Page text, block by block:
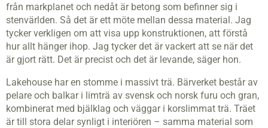
från markplanet och nedåt är betong som befinner sig i
stenvärlden. Så det är ett möte mellan dessa material. Jag
tycker verkligen om att visa upp konstruktionen, att förstå
hur allt hänger ihop. Jag tycker det är vackert att se när det
är gjort rätt. Det är precist och det är levande, säger hon.
Lakehouse har en stomme i massivt trä. Bärverket består av
pelare och balkar i limträ av svensk och norsk furu och gran,
kombinerat med bjälklag och väggar i korslimmat trä. Träet
är till stora delar synligt i interiören – samma material som